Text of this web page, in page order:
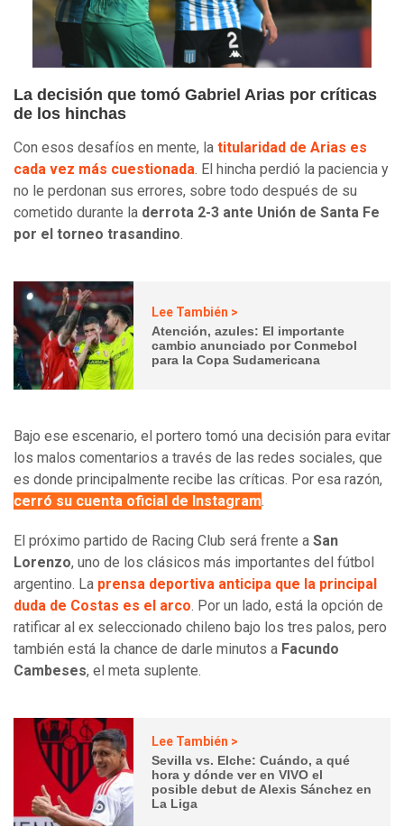
La decisión que tomó Gabriel Arias por críticas
de los hinchas
Con esos desafíos en mente, la titularidad de Arias es
cada vez más cuestionada. El hincha perdió la paciencia y
no le perdonan sus errores, sobre todo después de su
cometido durante la derrota 2-3 ante Unión de Santa Fe
por el torneo trasandino.
Lee También >
Atención, azules: El importante
cambio anunciado por Conmebol
para la Copa Sudamericana
Bajo ese escenario, el portero tomó una decisión para evitar
los malos comentarios a través de las redes sociales, que
es donde principalmente recibe las críticas. Por esa razón,
cerró su cuenta oficial de Instagram.
El próximo partido de Racing Club será frente a San
Lorenzo, uno de los clásicos más importantes del fútbol
argentino. La prensa deportiva anticipa que la principal
duda de Costas es el arco. Por un lado, está la opción de
ratificar al ex seleccionado chileno bajo los tres palos, pero
también está la chance de darle minutos a Facundo
Cambeses, el meta suplente.
Lee También >
Sevilla vs. Elche: Cuándo, a qué
hora y dónde ver en VIVO el
posible debut de Alexis Sánchez en
La Liga